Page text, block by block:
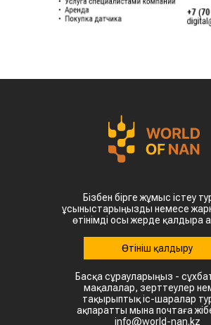
Бізбен бірге жұмыс істеу
ұсыныстарыңызды немесе
өтінімді осы жерде қалдыра
Өтініш қалдыру
Басқа сұрауларыңыз -
мақалалар, зерттеулер
тақырыптық іс-шаралар
ақпаратты мына почтаға
info@world-nan.kz